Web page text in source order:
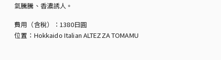
氣騰騰、香濃誘人。
費用（含稅）：1380日圓
位置：Hokkaido Italian ALTEZZA TOMAMU